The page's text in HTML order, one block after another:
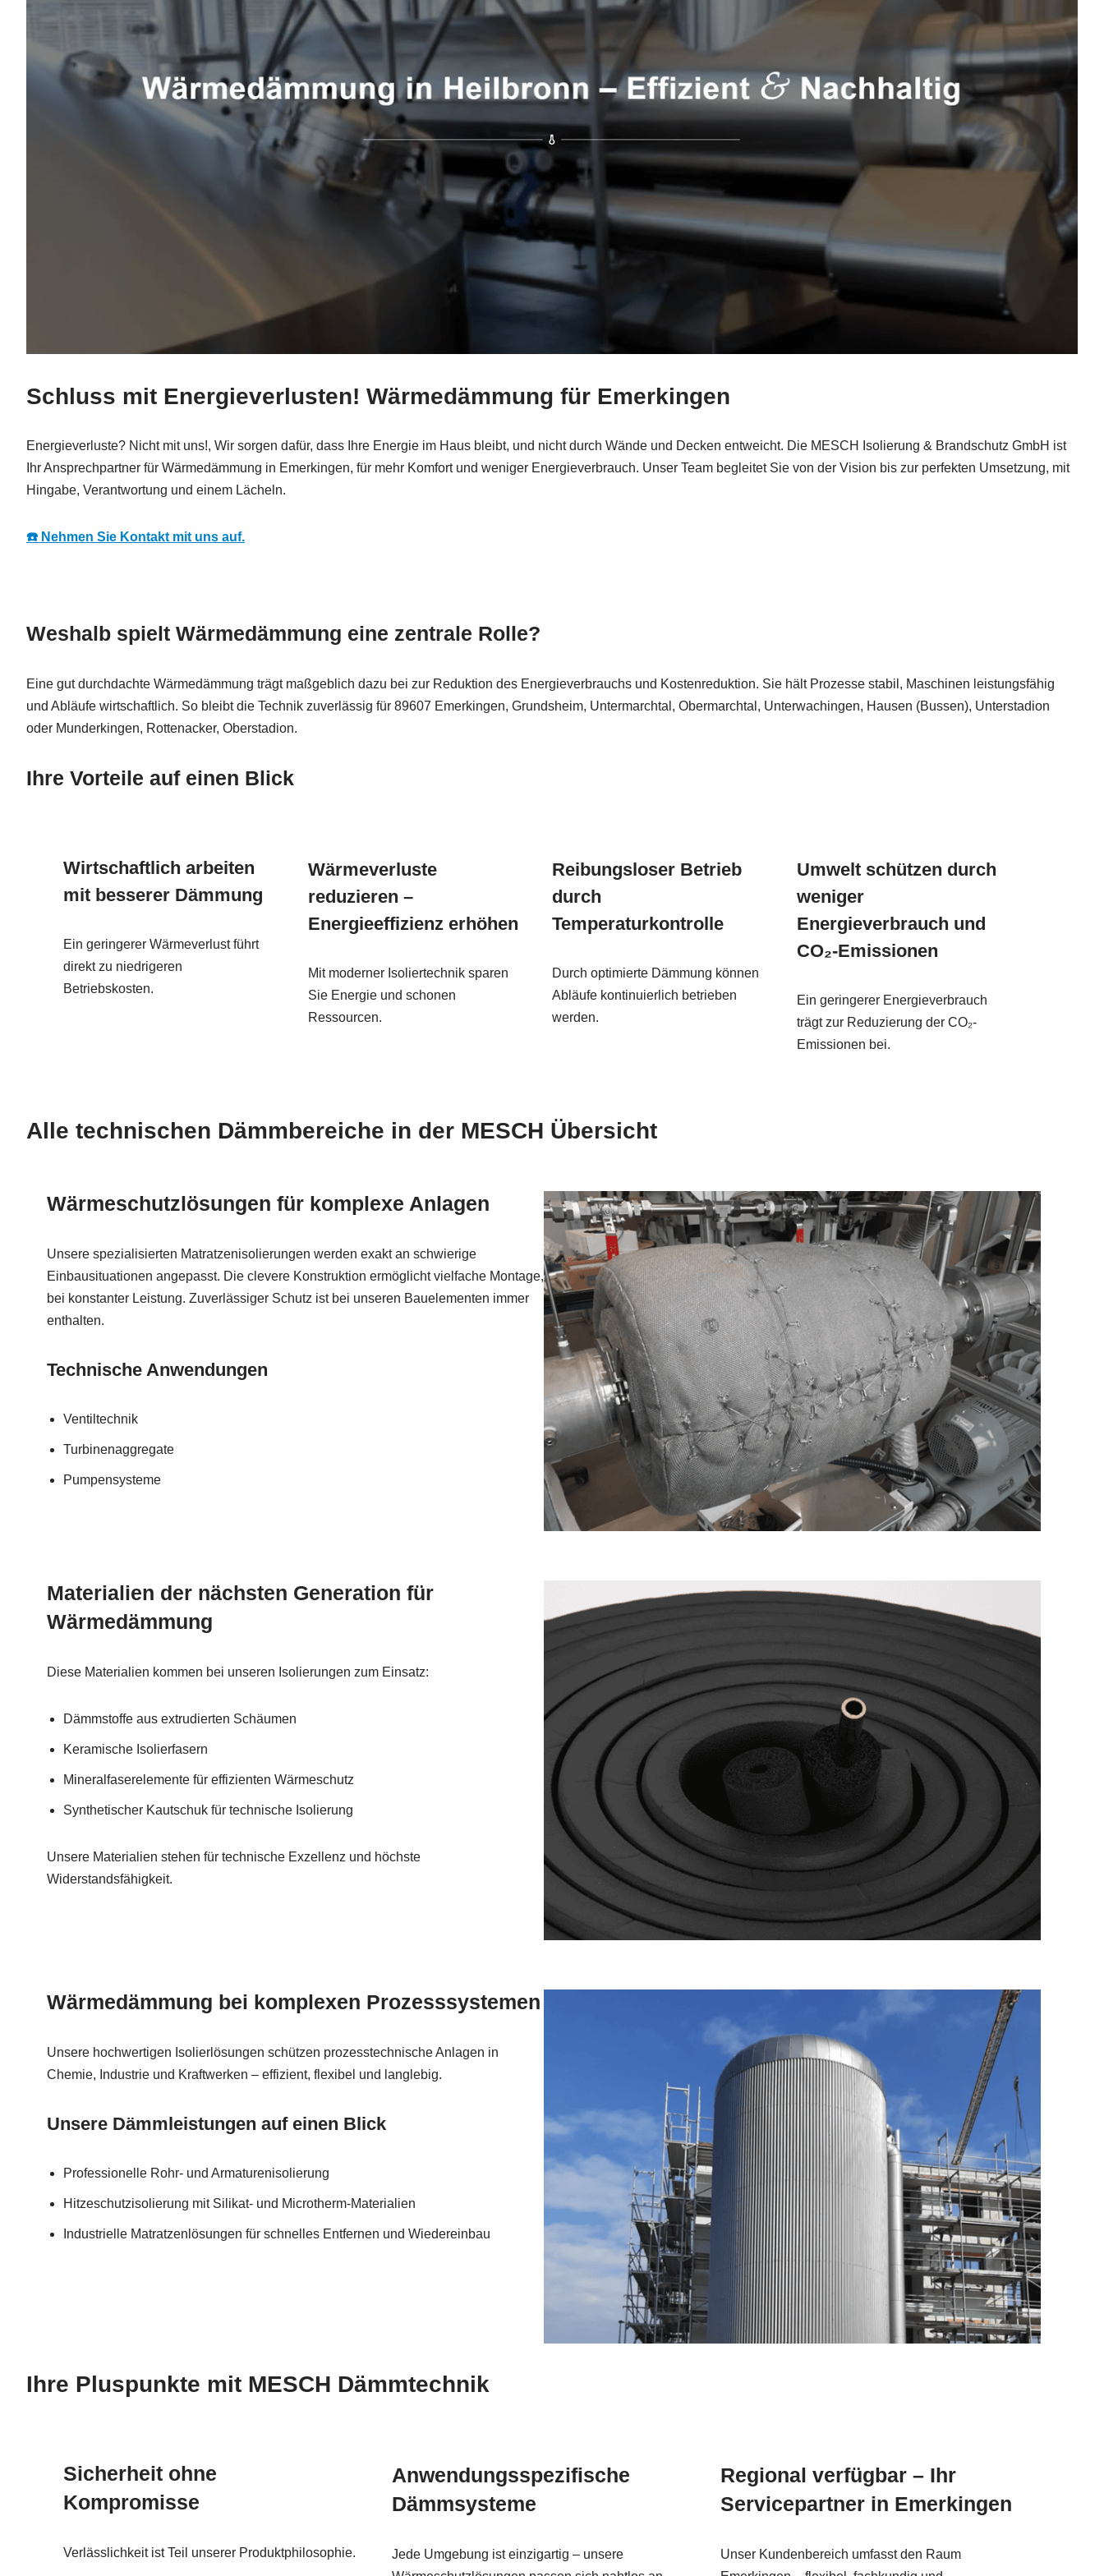
Schluss mit Energieverlusten! Wärmedämmung für Emerkingen
Energieverluste? Nicht mit uns!, Wir sorgen dafür, dass Ihre Energie im Haus bleibt, und nicht durch Wände und Decken entweicht. Die MESCH Isolierung & Brandschutz GmbH ist
Ihr Ansprechpartner für Wärmedämmung in Emerkingen, für mehr Komfort und weniger Energieverbrauch. Unser Team begleitet Sie von der Vision bis zur perfekten Umsetzung, mit
Hingabe, Verantwortung und einem Lächeln.
☎️ Nehmen Sie Kontakt mit uns auf.
Weshalb spielt Wärmedämmung eine zentrale Rolle?
Eine gut durchdachte Wärmedämmung trägt maßgeblich dazu bei zur Reduktion des Energieverbrauchs und Kostenreduktion. Sie hält Prozesse stabil, Maschinen leistungsfähig
und Abläufe wirtschaftlich. So bleibt die Technik zuverlässig für 89607 Emerkingen, Grundsheim, Untermarchtal, Obermarchtal, Unterwachingen, Hausen (Bussen), Unterstadion
oder Munderkingen, Rottenacker, Oberstadion.
Ihre Vorteile auf einen Blick
Wirtschaftlich arbeiten
mit besserer Dämmung
Ein geringerer Wärmeverlust führt
direkt zu niedrigeren
Betriebskosten.
Wärmeverluste
reduzieren –
Energieeffizienz erhöhen
Mit moderner Isoliertechnik sparen
Sie Energie und schonen
Ressourcen.
Reibungsloser Betrieb
durch
Temperaturkontrolle
Durch optimierte Dämmung können
Abläufe kontinuierlich betrieben
werden.
Umwelt schützen durch
weniger
Energieverbrauch und
CO₂-Emissionen
Ein geringerer Energieverbrauch
trägt zur Reduzierung der CO₂-
Emissionen bei.
Alle technischen Dämmbereiche in der MESCH Übersicht
Wärmeschutzlösungen für komplexe Anlagen
Unsere spezialisierten Matratzenisolierungen werden exakt an schwierige
Einbausituationen angepasst. Die clevere Konstruktion ermöglicht vielfache Montage,
bei konstanter Leistung. Zuverlässiger Schutz ist bei unseren Bauelementen immer
enthalten.
Technische Anwendungen
Ventiltechnik
Turbinenaggregate
Pumpensysteme
Materialien der nächsten Generation für
Wärmedämmung
Diese Materialien kommen bei unseren Isolierungen zum Einsatz:
Dämmstoffe aus extrudierten Schäumen
Keramische Isolierfasern
Mineralfaserelemente für effizienten Wärmeschutz
Synthetischer Kautschuk für technische Isolierung
Unsere Materialien stehen für technische Exzellenz und höchste
Widerstandsfähigkeit.
Wärmedämmung bei komplexen Prozesssystemen
Unsere hochwertigen Isolierlösungen schützen prozesstechnische Anlagen in
Chemie, Industrie und Kraftwerken – effizient, flexibel und langlebig.
Unsere Dämmleistungen auf einen Blick
Professionelle Rohr- und Armaturenisolierung
Hitzeschutzisolierung mit Silikat- und Microtherm-Materialien
Industrielle Matratzenlösungen für schnelles Entfernen und Wiedereinbau
Ihre Pluspunkte mit MESCH Dämmtechnik
Sicherheit ohne
Kompromisse
Verlässlichkeit ist Teil unserer Produktphilosophie.
Anwendungsspezifische
Dämmsysteme
Jede Umgebung ist einzigartig – unsere
Regional verfügbar – Ihr
Servicepartner in Emerkingen
Unser Kundenbereich umfasst den Raum